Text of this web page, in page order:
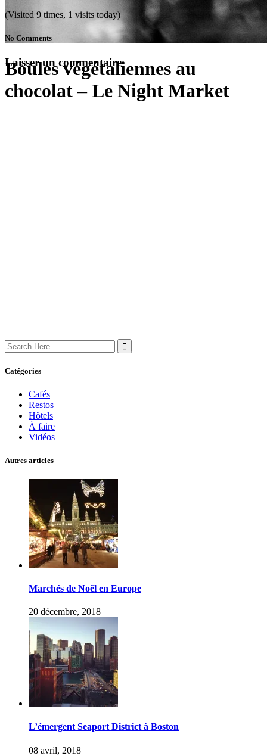
Boules végétaliennes au
chocolat – Le Night Market
(Visited 9 times, 1 visits today)
No Comments
Laisser un commentaire
Search
for:
Catégories
Cafés
Restos
Hôtels
À faire
Vidéos
Autres articles
Marchés de Noël en Europe
20 décembre, 2018
L’émergent Seaport District à Boston
08 avril, 2018